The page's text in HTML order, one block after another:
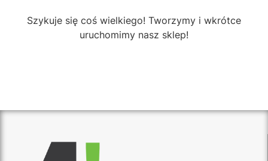
Szykuje się coś wielkiego! Tworzymy i wkrótce
uruchomimy nasz sklep!